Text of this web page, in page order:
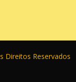
Direitos Reservados